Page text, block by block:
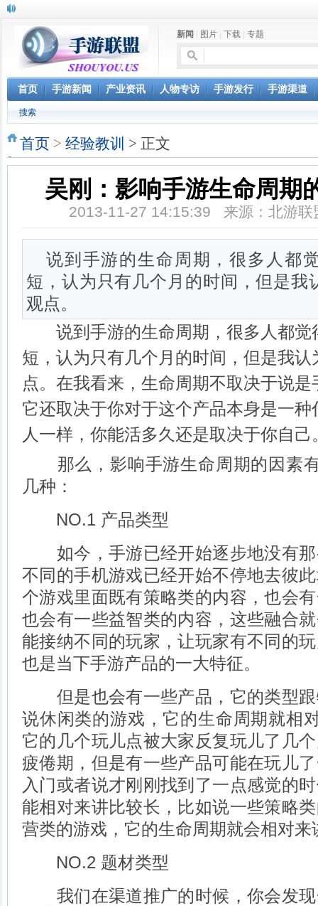
新闻 图片 下载 专题
首页 手游新闻 产业资讯 人物专访 手游发行 手游渠道
搜索
首页 > 经验教训 > 正文
吴刚：影响手游生命周期
2013-11-27 14:15:39 来源：北游
说到手游的生命周期，很多人都
短，认为只有几个月的时间，但是我
观点。
说到手游的生命周期，很多人都觉
短，认为只有几个月的时间，但是我
点。在我看来，生命周期不取决于说
它还取决于你对于这个产品本身是一
人一样，你能活多久还是取决于你自己
那么，影响手游生命周期的因素
几种：
NO.1 产品类型
如今，手游已经开始逐步地没有那
不同的手机游戏已经开始不停地去彼
个游戏里面既有策略类的内容，也会
也会有一些益智类的内容，这些融合
能接纳不同的玩家，让玩家有不同的
也是当下手游产品的一大特征。
但是也会有一些产品，它的类型跟
说休闲类的游戏，它的生命周期就相
它的几个玩儿点被大家反复玩儿了几
疲倦期，但是有一些产品可能在玩儿
入门或者说才刚刚找到了一点感觉的
能相对来讲比较长，比如说一些策略
营类的游戏，它的生命周期就会相对来
NO.2 题材类型
我们在渠道推广的时候，你会发现